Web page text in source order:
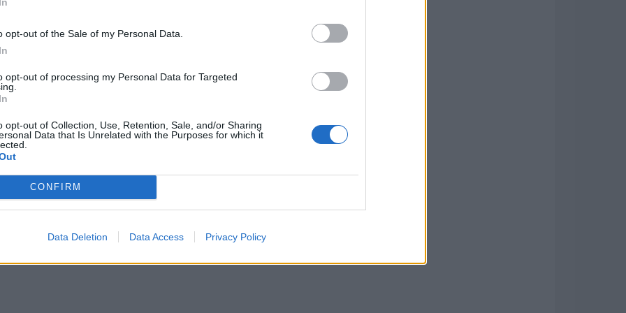
opt-out of the Sale of my Personal Data.
opt-out of processing my Personal Data for Targeted
opt-out of Collection, Use, Retention, Sale, and/or Sharing
Data that Is Unrelated with the Purposes for which it
CONFIRM
Data Deletion Data Access Privacy Policy
во ноември 2024 година, како и по
украинската страна не дозволи
перформанси на оваа ракета.